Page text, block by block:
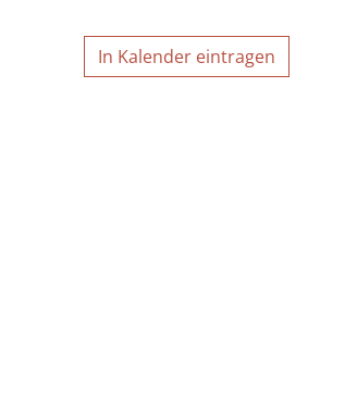
In Kalender eintragen